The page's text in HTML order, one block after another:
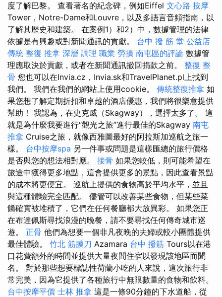
度了解巴黎。 查看著名的紀念碑，例如Eiffel 文心路 按摩
Tower，Notre-Dame和Louvre，以及多語言音頻指南，以
了解其歷史和建築。 在案例1）和2）中，數據管理的法律
依據是有興趣或對新聞通訊的貢獻。 台中 撥 筋 堂 公益店
傳統 整復 推拿 深層 調理 職業 勞損 南屯區的評論 數據管
理應取決於貢獻，或者在新聞通訊撤回捐款之前。 整復 整
骨 您也可以在Invia.cz，Invia.sk和TravelPlanet.pl上找到
我們。 我們在我們的網站上使用cookie。 傳統整復推拿 如
果您想了解定期折扣和卓越的酒店優惠，我們將很樂意提供
幫助！ 我認為，在史克威（Skagway），選擇太多了。 這
就是為什麼我要進行“觀光之旅”進行最佳的Skagway 南屯
推拿 Cruise之旅，就像西雅圖最好的阿拉斯加巡航之旅一
樣。 台中按摩spa 另一件事或問題是這樣匯總的旅行價格
是否與您的想法相對應。 接骨 如果您較低，則可能希望在
旅途中獲得更多地點，這會提供更多的景點，因此查看景點
的成本將更便宜。 巡航上提供的食物高於平均水平，並且
與這種體驗完全匹配。 儘管可以改善某些食物，但某些菜
餚確實被堆積了，它們在任何餐廳都大放異彩。 如果您正
在布達佩斯尋找浪漫的晚餐，請不要尋找任何傳奇城市巡
遊。 正骨 他們為想要一個非凡夜晚的夫婦或較小團體提供
最佳體驗。 竹北 筋膜刀 Azamara 台中 撥筋 Tours以在港
口花費額外的時間並提供大量夜間住宿以發現該地區而聞
名。 對於那些想要標誌性荷蘭小吃的人來說，這次旅行非
常完美，因為它提供了各種旅行中無限數量的食物和飲料。
台中按摩平價 士林 推拿 這是一條90分鐘的下水道船，從